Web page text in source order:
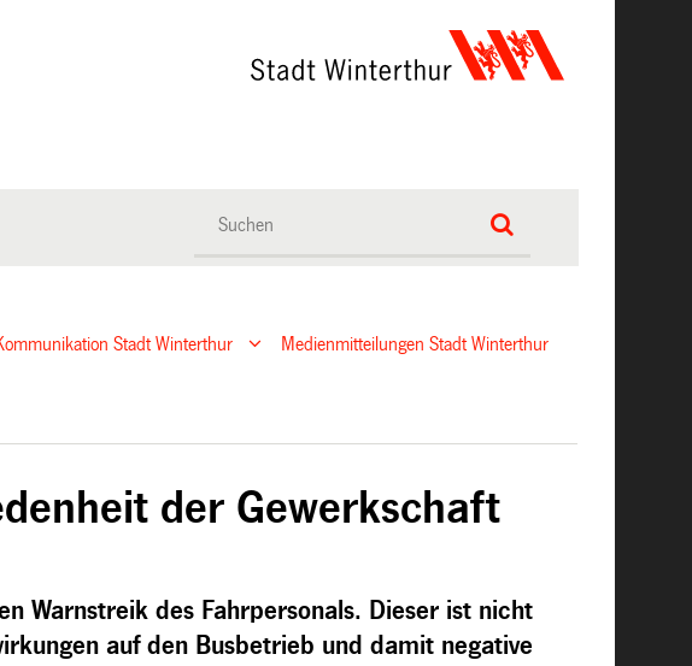
Stadt Winterthur Medienmitteilungen Stadt Winterthur
der Gewerkschaft
Warnstreik des Fahrpersonals. Dieser ist nicht
auf den Busbetrieb und damit negative